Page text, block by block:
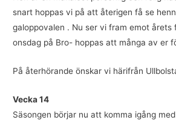
snart hoppas vi på att återigen få se
galoppovalen . Nu ser vi fram emot årets
onsdag på Bro- hoppas att många av er
På återhörande önskar vi härifrån
Vecka 14
Säsongen börjar nu att komma igång